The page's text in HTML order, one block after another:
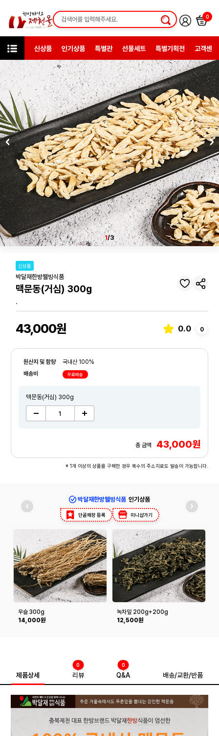
0
신상품 인기상품 특별관 선물세트 특별기획전 고객센터
카테고리 한방약초
1/3
신상품
박달재한방웰빙식품
맥문동(거심) 300g
.
43,000원 0.0 0
원산지 및 함량
국내산 100%
배송비
무료배송
맥문동(거심) 300g
총 금액 43,000원
※ 1개 이상의 상품을 구매한 경우 복수의 주소지로도 발송이 가능합니다.
박달재한방웰빙식품 인기상품
단골매장 등록 미니샵가기
우슬 300g
14,000원
녹차잎 200g+200g
12,500원
제품상세 리뷰
0
Q&A
0
배송/교환/반품